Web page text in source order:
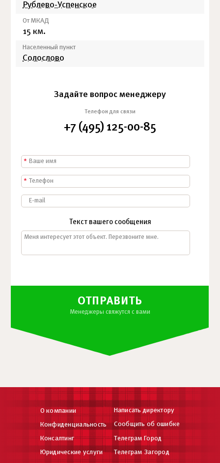
Рублево-Успенское
От МКАД
15 км.
Населенный пункт
Солослово
Задайте вопрос менеджеру
Телефон для связи
+7 (495) 125-00-85
*
*
Текст вашего сообщения
ОТПРАВИТЬ
Менеджеры свяжутся с вами
О компании
Конфиденциальность
Консалтинг
Юридические услуги
Написать директору
Сообщить об ошибке
Телеграм Город
Телеграм Загород